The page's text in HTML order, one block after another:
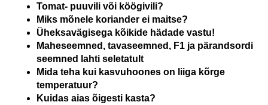
Tomat- puuvili või köögivili?
Miks mõnele koriander ei maitse?
Üheksavägisega kõikide hädade vastu!
Maheseemned, tavaseemned, F1 ja pärandsordi
seemned lahti seletatult
Mida teha kui kasvuhoones on liiga kõrge
temperatuur?
Kuidas aias õigesti kasta?